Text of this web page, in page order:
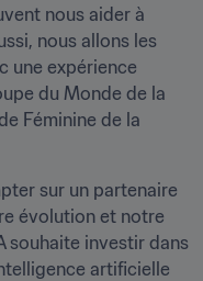
nous aider à
nous allons les
une expérience
du Monde de la
Féminine de la
sur un partenaire
évolution et notre
souhaite investir dans
artificielle